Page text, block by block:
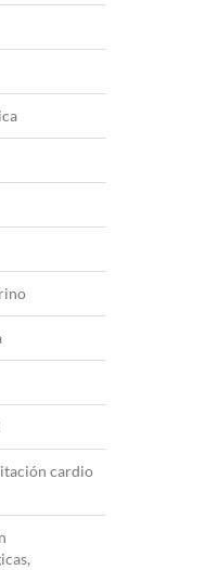
cardio